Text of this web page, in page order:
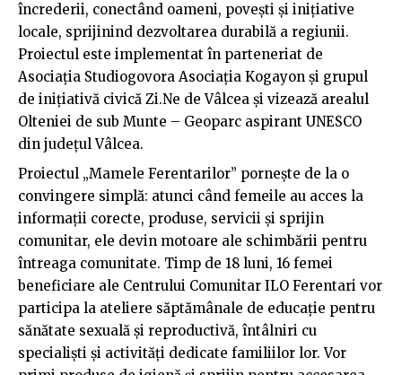
încrederii, conectând oameni, povești și inițiative
locale, sprijinind dezvoltarea durabilă a regiunii.
Proiectul este implementat în parteneriat de
Asociația Studiogovora Asociația Kogayon și grupul
de inițiativă civică Zi.Ne de Vâlcea și vizează arealul
Olteniei de sub Munte – Geoparc aspirant UNESCO
din județul Vâlcea.
Proiectul „Mamele Ferentarilor” pornește de la o
convingere simplă: atunci când femeile au acces la
informații corecte, produse, servicii și sprijin
comunitar, ele devin motoare ale schimbării pentru
întreaga comunitate. Timp de 18 luni, 16 femei
beneficiare ale Centrului Comunitar ILO Ferentari vor
participa la ateliere săptămânale de educație pentru
sănătate sexuală și reproductivă, întâlniri cu
specialiști și activități dedicate familiilor lor. Vor